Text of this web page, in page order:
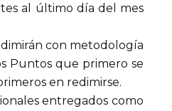
al último día del mes
con metodología
Puntos que primero se
en redimirse.
entregados como